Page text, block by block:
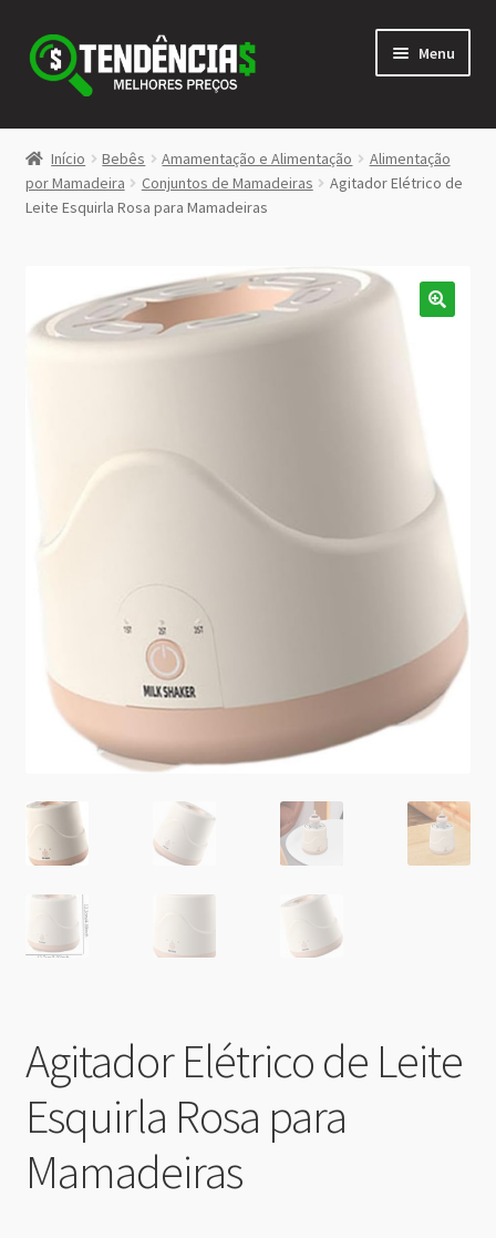
Pular
para
navegação
Pular
para
conteúdo
Menu
LOJA
<>
Início Bebês Amamentação e Alimentação
Alimentação
por Mamadeira
Conjuntos de Mamadeiras
Agitador Elétrico de
Leite Esquirla Rosa para Mamadeiras
Agitador Elétrico de Leite
Esquirla Rosa para
Mamadeiras